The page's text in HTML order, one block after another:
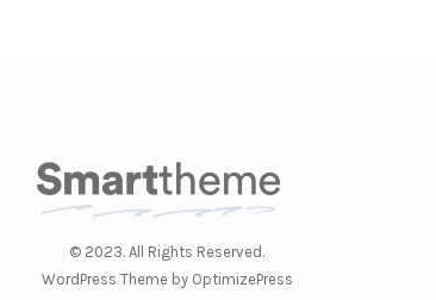
© 2023. All Rights Reserved.
WordPress Theme by OptimizePress